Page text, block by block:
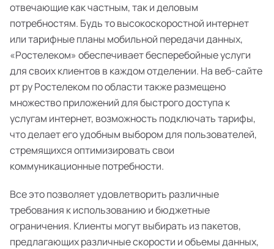
отвечающие как частным, так и деловым
потребностям. Будь то высокоскоростной интернет
или тарифные планы мобильной передачи данных,
«Ростелеком» обеспечивает бесперебойные услуги
для своих клиентов в каждом отделении. На веб-сайте
рт ру Ростелеком по области также размещено
множество приложений для быстрого доступа к
услугам интернет, возможность подключать тарифы,
что делает его удобным выбором для пользователей,
стремящихся оптимизировать свои
коммуникационные потребности.
Все это позволяет удовлетворить различные
требования к использованию и бюджетные
ограничения. Клиенты могут выбирать из пакетов,
предлагающих различные скорости и объемы данных,